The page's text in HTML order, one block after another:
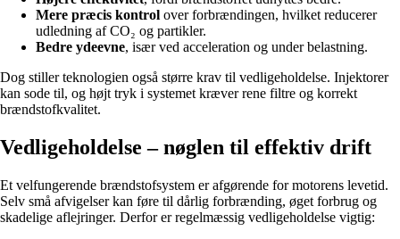
Mere præcis kontrol over forbrændingen, hvilket reducerer
udledning af CO₂ og partikler.
Bedre ydeevne, især ved acceleration og under belastning.
Dog stiller teknologien også større krav til vedligeholdelse. Injektorer
kan sode til, og højt tryk i systemet kræver rene filtre og korrekt
brændstofkvalitet.
Vedligeholdelse – nøglen til effektiv drift
Et velfungerende brændstofsystem er afgørende for motorens levetid.
Selv små afvigelser kan føre til dårlig forbrænding, øget forbrug og
skadelige aflejringer. Derfor er regelmæssig vedligeholdelse vigtig: